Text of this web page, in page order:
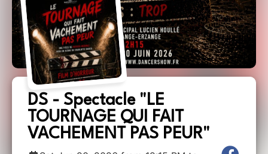
DS - Spectacle "LE
TOURNAGE QUI FAIT
VACHEMENT PAS PEUR"